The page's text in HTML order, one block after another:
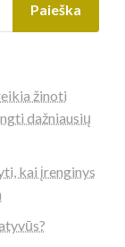
Paieška
žinoti
dažniausių
kai įrenginys